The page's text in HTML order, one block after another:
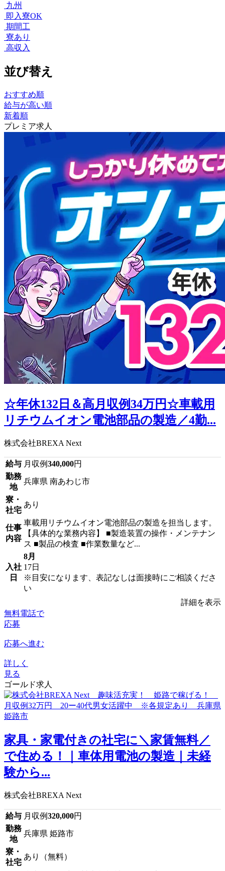
九州
即入寮OK
期間工
寮あり
高収入
並び替え
おすすめ順
給与が高い順
新着順
プレミア求人
☆年休132日＆高月収例34万円☆車載用
リチウムイオン電池部品の製造／4勤...
株式会社BREXA Next
給与 月収例340,000円
勤務
地
兵庫県 南あわじ市
寮・
社宅
あり
仕事
内容
車載用リチウムイオン電池部品の製造を担当します。
【具体的な業務内容】 ■製造装置の操作・メンテナン
ス ■製品の検査 ■作業数量など...
入社
日
8月
17日
※目安になります、表記なしは面接時にご相談くださ
い
詳細を表示
無料電話で
応募
応募へ進む
詳しく
見る
ゴールド求人
家具・家電付きの社宅に＼家賃無料／
で住める！｜車体用電池の製造｜未経
験から...
株式会社BREXA Next
給与 月収例320,000円
勤務
地
兵庫県 姫路市
寮・
社宅
あり（無料）